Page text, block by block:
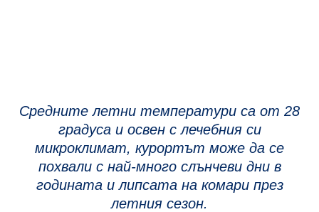
Средните летни температури са от 28
градуса и освен с лечебния си
микроклимат, курортът може да се
похвали с най-много слънчеви дни в
годината и липсата на комари през
летния сезон.